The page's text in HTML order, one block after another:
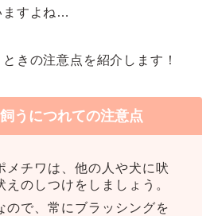
ますよね…
きの注意点を紹介します！
うにつれての注意点
メチワは、他の人や犬に吠
えのしつけをしましょう。
ので、常にブラッシングを